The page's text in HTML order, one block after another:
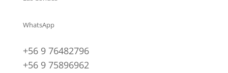
WhatsApp
+56 9 76482796
+56 9 75896962